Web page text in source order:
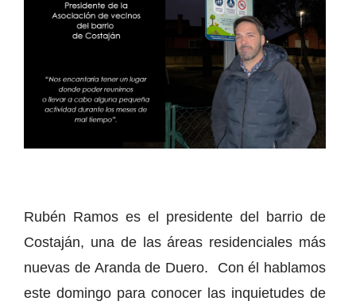
Rubén Ramos es el presidente del barrio de
Costaján, una de las áreas residenciales más
nuevas de Aranda de Duero. Con él hablamos
este domingo para conocer las inquietudes de